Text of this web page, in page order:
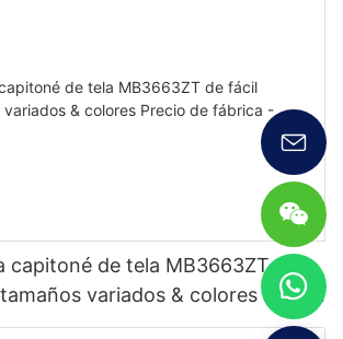
capitoné de tela MB3663ZT de
variados & colores Precio
JLH